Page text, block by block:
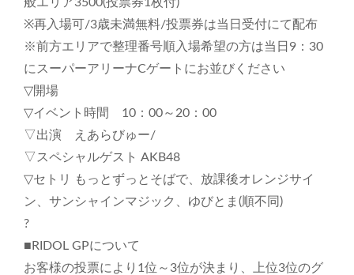
※再入場可/3歳未満無料/投票券は当日受付にて配布
※前方エリアで整理番号順入場希望の方は当日9：30
にスーパーアリーナCゲートにお並びください
▽開場
▽イベント時間 10：00～20：00
▽出演 えあらびゅー/
▽スペシャルゲスト AKB48
▽セトリ もっとずっとそばで、放課後オレンジサイ
ン、サンシャインマジック、ゆびとま(順不同)
?
■RIDOL GPについて
お客様の投票により1位～3位が決まり、上位3位のグ